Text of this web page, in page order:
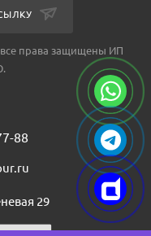
все права защищены ИП
88
29